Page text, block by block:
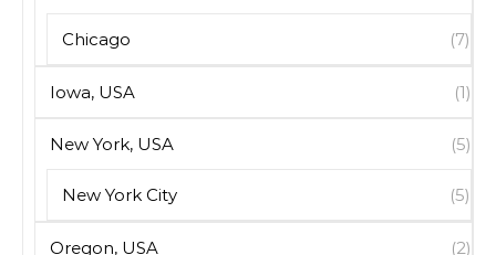
Chicago (7)
Iowa, USA (1)
New York, USA (5)
New York City (5)
Oregon, USA (2)